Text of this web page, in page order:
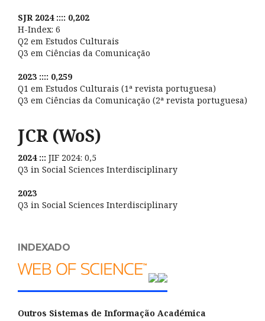
SJR 2024 :::: 0,202
H-Index: 6
Q2 em Estudos Culturais
Q3 em Ciências da Comunicação
2023 :::: 0,259
Q1 em Estudos Culturais (1ª revista portuguesa)
Q3 em Ciências da Comunicação (2ª revista portuguesa)
JCR (WoS)
2024 ::: JIF 2024: 0,5
Q3 in Social Sciences Interdisciplinary
2023
Q3 in Social Sciences Interdisciplinary
INDEXADO
Outros Sistemas de Informação Académica